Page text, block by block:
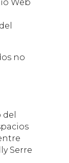
Web
no
Serre